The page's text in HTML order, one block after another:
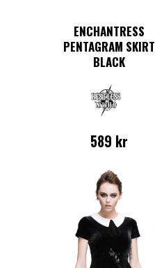
ENCHANTRESS
PENTAGRAM SKIRT
BLACK
589 kr
här
produkten
har
flera
varianter.
De
olika